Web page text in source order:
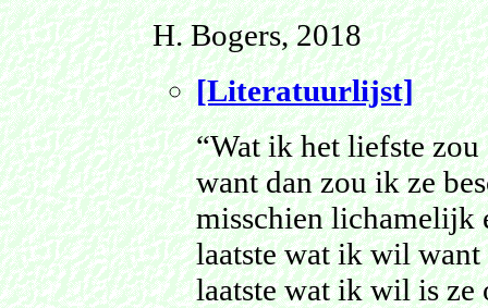
H. Bogers, 2018
[Literatuurlijst]
“Wat ik het liefste
want dan zou ik ze
misschien lichamelijk
laatste wat ik wil
laatste wat ik wil is